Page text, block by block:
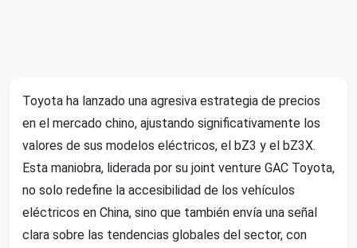
Toyota ha lanzado una agresiva estrategia de precios
en el mercado chino, ajustando significativamente los
valores de sus modelos eléctricos, el bZ3 y el bZ3X.
Esta maniobra, liderada por su joint venture GAC Toyota,
no solo redefine la accesibilidad de los vehículos
eléctricos en China, sino que también envía una señal
clara sobre las tendencias globales del sector, con